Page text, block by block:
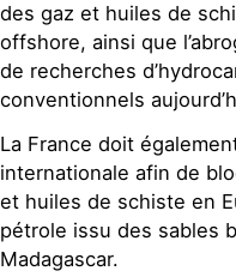
des gaz et huiles de
offshore, ainsi que
de recherches
conventionnels
La France doit
internationale afin de
et huiles de schiste en
pétrole issu des sables
Madagascar.